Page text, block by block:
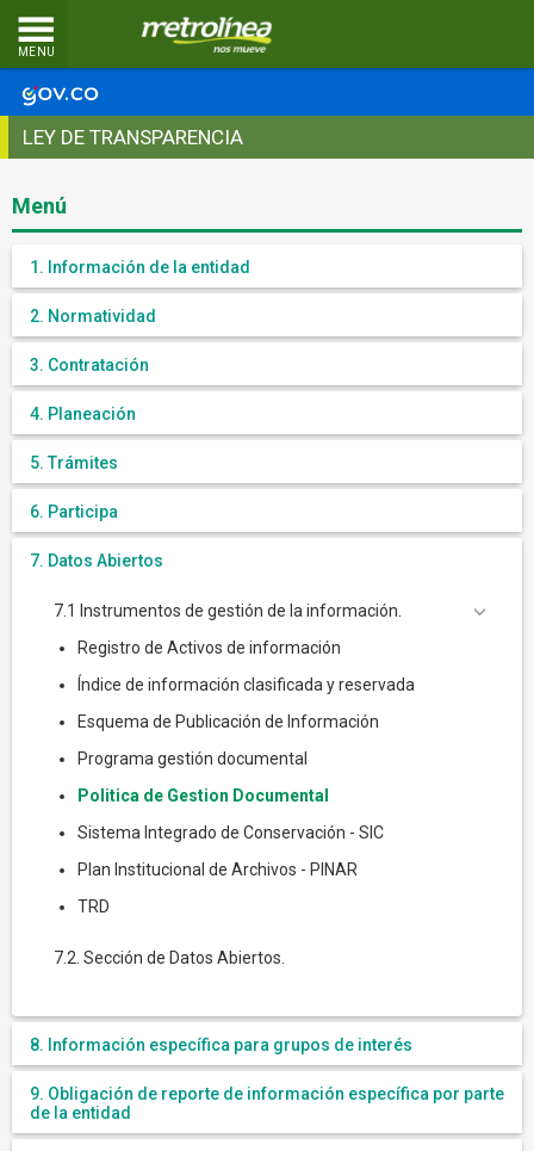
MENU
LEY DE TRANSPARENCIA
Menú
1. Información de la entidad
2. Normatividad
3. Contratación
4. Planeación
5. Trámites
6. Participa
7. Datos Abiertos
7.1 Instrumentos de gestión de la información.
Registro de Activos de información
Índice de información clasificada y reservada
Esquema de Publicación de Información
Programa gestión documental
Politica de Gestion Documental
Sistema Integrado de Conservación - SIC
Plan Institucional de Archivos - PINAR
TRD
7.2. Sección de Datos Abiertos.
8. Información específica para grupos de interés
9. Obligación de reporte de información específica por parte
de la entidad